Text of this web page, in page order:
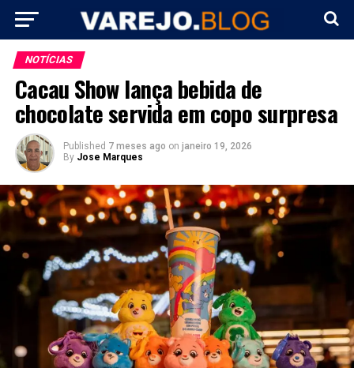
NOTÍCIAS
Cacau Show lança bebida de
chocolate servida em copo surpresa
Published 7 meses ago on janeiro 19, 2026
By Jose Marques